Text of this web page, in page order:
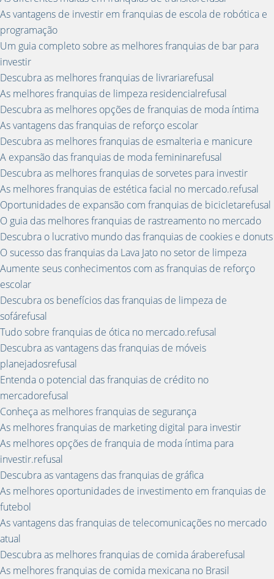
As vantagens de investir em franquias de escola de robótica e
programação
Um guia completo sobre as melhores franquias de bar para
investir
Descubra as melhores franquias de livrariarefusal
As melhores franquias de limpeza residencialrefusal
Descubra as melhores opções de franquias de moda íntima
As vantagens das franquias de reforço escolar
Descubra as melhores franquias de esmalteria e manicure
A expansão das franquias de moda femininarefusal
Descubra as melhores franquias de sorvetes para investir
As melhores franquias de estética facial no mercado.refusal
Oportunidades de expansão com franquias de bicicletarefusal
O guia das melhores franquias de rastreamento no mercado
Descubra o lucrativo mundo das franquias de cookies e donuts
O sucesso das franquias da Lava Jato no setor de limpeza
Aumente seus conhecimentos com as franquias de reforço
escolar
Descubra os benefícios das franquias de limpeza de
sofárefusal
Tudo sobre franquias de ótica no mercado.refusal
Descubra as vantagens das franquias de móveis
planejadosrefusal
Entenda o potencial das franquias de crédito no
mercadorefusal
Conheça as melhores franquias de segurança
As melhores franquias de marketing digital para investir
As melhores opções de franquia de moda íntima para
investir.refusal
Descubra as vantagens das franquias de gráfica
As melhores oportunidades de investimento em franquias de
futebol
As vantagens das franquias de telecomunicações no mercado
atual
Descubra as melhores franquias de comida áraberefusal
As melhores franquias de comida mexicana no Brasil